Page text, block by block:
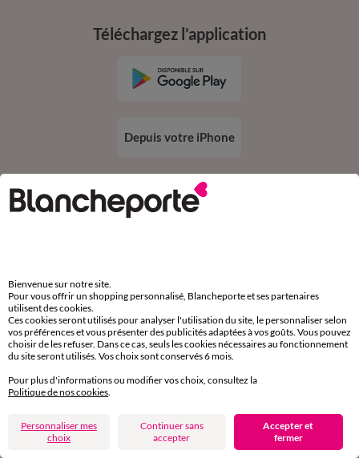
Téléchargez l’application
Depuis votre iPhone
Commande
Commander par référence catalogue
Livraison
Paiement
Bienvenue sur notre site.
Pour vous offrir un shopping personnalisé, Blancheporte et ses partenaires
utilisent des cookies.
Ces cookies seront utilisés pour analyser l'utilisation du site, le personnaliser selon
vos préférences et vous présenter des publicités adaptées à vos goûts. Vous pouvez
choisir de les refuser. Dans ce cas, seuls les cookies nécessaires au fonctionnement
du site seront utilisés. Vos choix sont conservés 6 mois.
Pour plus d'informations ou modifier vos choix, consultez la
Politique de nos cookies
Personnaliser mes
choix
Continuer sans
accepter
Accepter et
fermer